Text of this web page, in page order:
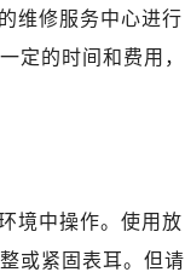
维修服务中心进行
定的时间和费用，
境中操作。使用放
或紧固表耳。但请